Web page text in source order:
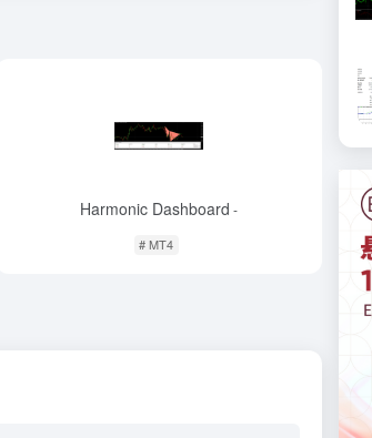
Harmonic Dashboard -
# MT4